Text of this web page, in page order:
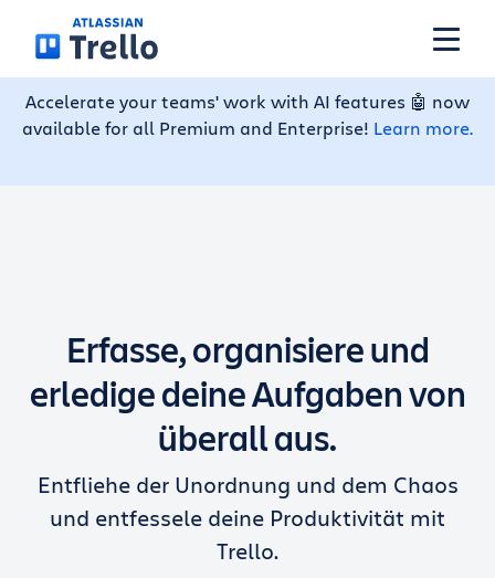
Weiter zum Hauptinhalt
Funktionen
Preise
Trello kostenlos nutzen
Accelerate your teams' work with AI features 🤖 now
available for all Premium and Enterprise! Learn more.
Erfasse, organisiere und
erledige deine Aufgaben von
überall aus.
Entfliehe der Unordnung und dem Chaos
und entfessele deine Produktivität mit
Trello.